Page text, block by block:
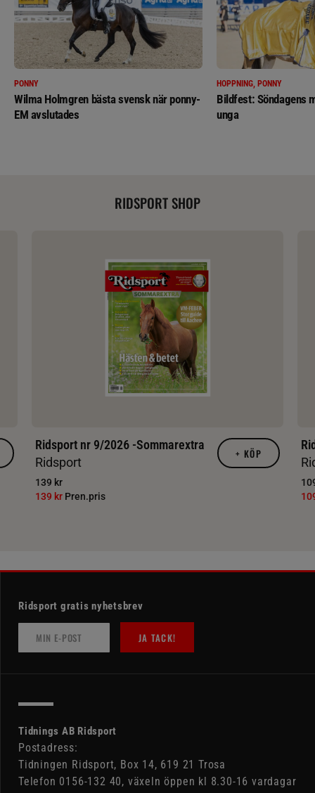
PONNY
Wilma Holmgren bästa svensk när ponny-
EM avslutades
HOPPNING, PONNY
Bildfest: Söndagens
unga
RIDSPORT SHOP
Ridsport nr 9/2026 -Sommarextra
Ridsport
139 kr
139 kr Pren.pris
+ KÖP
Ridsport gratis nyhetsbrev
JA TACK!
Tidnings AB Ridsport
Postadress:
Tidningen Ridsport, Box 14, 619 21 Trosa
Telefon 0156-132 40, växeln öppen kl 8.30-16 vardagar